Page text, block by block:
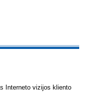
Interneto vizijos kliento